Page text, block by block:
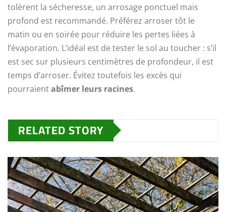
tolèrent la sécheresse, un arrosage ponctuel mais
profond est recommandé. Préférez arroser tôt le
matin ou en soirée pour réduire les pertes liées à
l’évaporation. L’idéal est de tester le sol au toucher : s’il
est sec sur plusieurs centimètres de profondeur, il est
temps d’arroser. Évitez toutefois les excès qui
pourraientabîmer leurs racines.
RELATED STORY